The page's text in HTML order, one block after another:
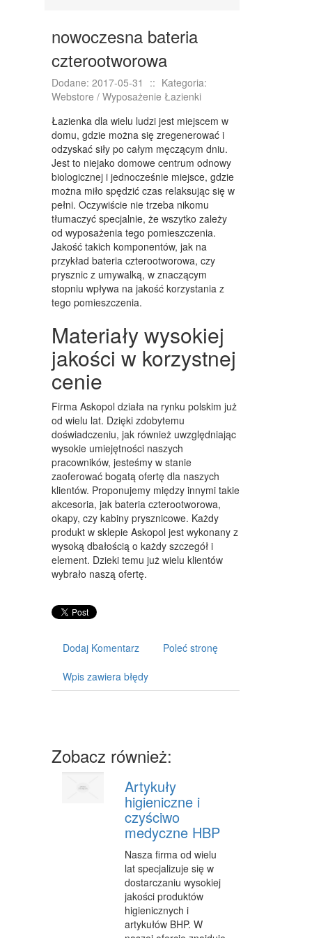
WEBSTORE
DLA DZIECI
MEBLE
WYPOSAŻENIE WNĘTRZ
WYPOSAŻENIE ŁAZIENKI
ODZIEŻ
SPORT
ELEKTRONIKA, RTV, AGD
OGRÓD, ROŚLINY
CHEMIA
MATERIAŁY EKSPLOATACYJNE
INNE SKLEPY
URZĄDZENIA
MASZYNY
NARZĘDZIA
PRZEMYSŁ METALOWY
TRANSPORT
USŁUGI MOTORYZACYJNE
MATERIAŁY REKLAMOWE
INNE AGENCJE
WIGOR
IMPREZY INTEGRACYJNE
HOBBY
ZAJĘCIA SPORTOWE I REKREACYJNE
nowoczesna bateria
czterootworowa
Dodane: 2017-05-31 :: Kategoria:
Webstore / Wyposażenie Łazienki
Łazienka dla wielu ludzi jest miejscem w
domu, gdzie można się zregenerować i
odzyskać siły po całym męczącym dniu.
Jest to niejako domowe centrum odnowy
biologicznej i jednocześnie miejsce, gdzie
można miło spędzić czas relaksując się w
pełni. Oczywiście nie trzeba nikomu
tłumaczyć specjalnie, że wszytko zależy
od wyposażenia tego pomieszczenia.
Jakość takich komponentów, jak na
przykład bateria czterootworowa, czy
prysznic z umywalką, w znaczącym
stopniu wpływa na jakość korzystania z
tego pomieszczenia.
Materiały wysokiej
jakości w korzystnej
cenie
Firma Askopol działa na rynku polskim już
od wielu lat. Dzięki zdobytemu
doświadczeniu, jak również uwzględniając
wysokie umiejętności naszych
pracowników, jesteśmy w stanie
zaoferować bogatą ofertę dla naszych
klientów. Proponujemy między innymi takie
akcesoria, jak bateria czterootworowa,
okapy, czy kabiny prysznicowe. Każdy
produkt w sklepie Askopol jest wykonany z
wysoką dbałością o każdy szczegół i
element. Dzieki temu już wielu klientów
wybrało naszą ofertę.
Dodaj Komentarz Poleć stronę
Wpis zawiera błędy
Zobacz również:
Artykuły
higieniczne i
czyściwo
medyczne HBP
Nasza firma od wielu
lat specjalizuje się w
dostarczaniu wysokiej
jakości produktów
higienicznych i
artykułów BHP. W